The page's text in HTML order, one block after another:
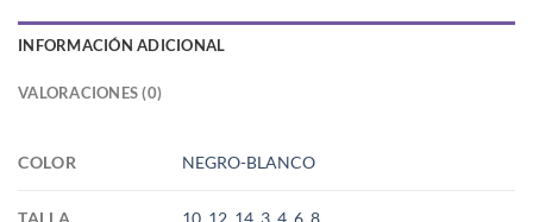
INFORMACIÓN ADICIONAL
VALORACIONES (0)
COLOR NEGRO-BLANCO
TALLA 10, 12, 14, 3,4,6,8